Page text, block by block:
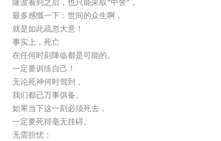
隆波看到之后，也只能采取“中舍”，
最多感慨一下：世间的众生啊，
就是如此疏忽大意！
事实上，死亡
在任何时刻降临都是可能的。
一定要训练自己！
无论死神何时驾到，
我们都已万事俱备。
如果当下这一刻必须死去，
一定要死得毫无挂碍。
无需担忧：